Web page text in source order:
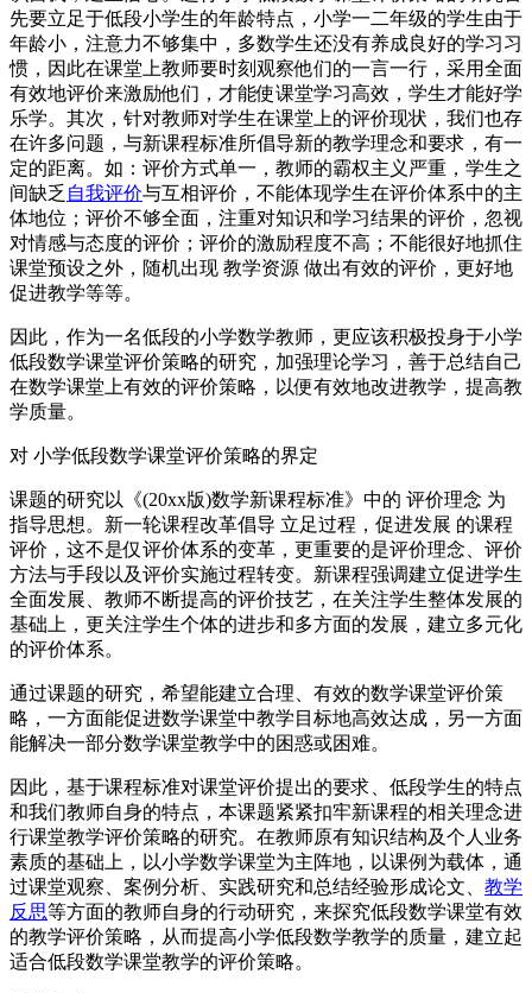
先要立足于低段小学生的年龄特点，小学一二年级的学生由于
年龄小，注意力不够集中，多数学生还没有养成良好的学习习
惯，因此在课堂上教师要时刻观察他们的一言一行，采用全面
有效地评价来激励他们，才能使课堂学习高效，学生才能好学
乐学。其次，针对教师对学生在课堂上的评价现状，我们也存
在许多问题，与新课程标准所倡导新的教学理念和要求，有一
定的距离。如：评价方式单一，教师的霸权主义严重，学生之
间缺乏 自我评价与互相评价，不能体现学生在评价体系中的主
体地位；评价不够全面，注重对知识和学习结果的评价，忽视
对情感与态度的评价；评价的激励程度不高；不能很好地抓住
课堂预设之外，随机出现 教学资源 做出有效的评价，更好地
促进教学等等。
因此，作为一名低段的小学数学教师，更应该积极投身于小学
低段数学课堂评价策略的研究，加强理论学习，善于总结自己
在数学课堂上有效的评价策略，以便有效地改进教学，提高教
学质量。
对 小学低段数学课堂评价策略的界定
课题的研究以《(20xx版)数学新课程标准》中的 评价理念 为
指导思想。新一轮课程改革倡导 立足过程，促进发展 的课程
评价，这不是仅评价体系的变革，更重要的是评价理念、评价
方法与手段以及评价实施过程转变。新课程强调建立促进学生
全面发展、教师不断提高的评价技艺，在关注学生整体发展的
基础上，更关注学生个体的进步和多方面的发展，建立多元化
的评价体系。
通过课题的研究，希望能建立合理、有效的数学课堂评价策
略，一方面能促进数学课堂中教学目标地高效达成，另一方面
能解决一部分数学课堂教学中的困惑或困难。
因此，基于课程标准对课堂评价提出的要求、低段学生的特点
和我们教师自身的特点，本课题紧紧扣牢新课程的相关理念进
行课堂教学评价策略的研究。在教师原有知识结构及个人业务
素质的基础上，以小学数学课堂为主阵地，以课例为载体，通
过课堂观察、案例分析、实践研究和总结经验形成论文、 教学
反思等方面的教师自身的行动研究，来探究低段数学课堂有效
的教学评价策略，从而提高小学低段数学教学的质量，建立起
适合低段数学课堂教学的评价策略。